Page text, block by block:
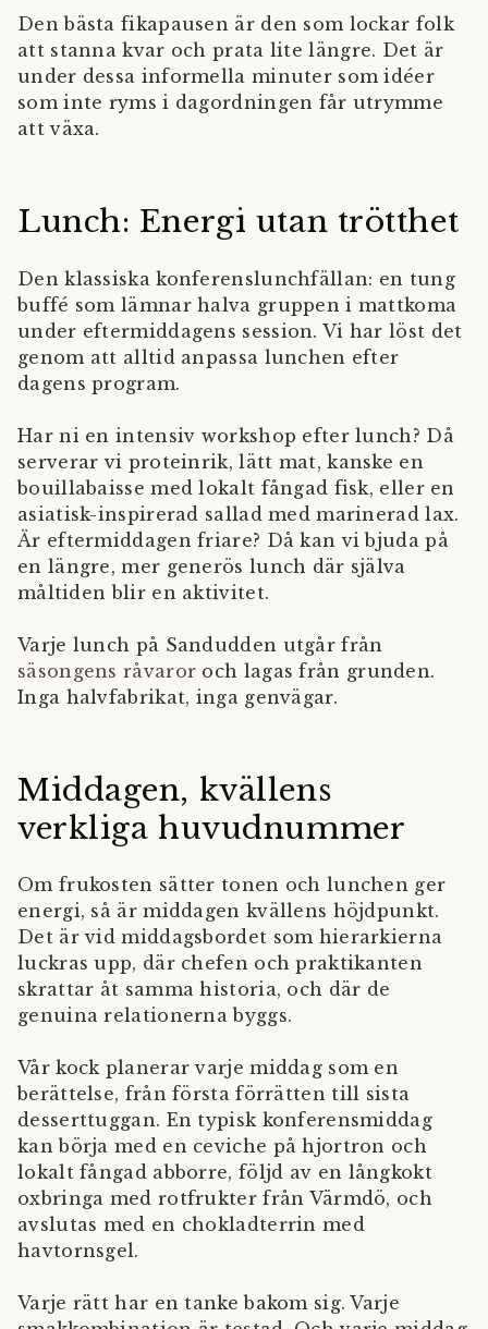
Den bästa fikapausen är den som lockar folk
att stanna kvar och prata lite längre. Det är
under dessa informella minuter som idéer
som inte ryms i dagordningen får utrymme
att växa.
Lunch: Energi utan trötthet
Den klassiska konferenslunchfällan: en tung
buffé som lämnar halva gruppen i mattkoma
under eftermiddagens session. Vi har löst det
genom att alltid anpassa lunchen efter
dagens program.
Har ni en intensiv workshop efter lunch? Då
serverar vi proteinrik, lätt mat, kanske en
bouillabaisse med lokalt fångad fisk, eller en
asiatisk-inspirerad sallad med marinerad lax.
Är eftermiddagen friare? Då kan vi bjuda på
en längre, mer generös lunch där själva
måltiden blir en aktivitet.
Varje lunch på Sandudden utgår från
säsongens råvaror och lagas från grunden.
Inga halvfabrikat, inga genvägar.
Middagen, kvällens
verkliga huvudnummer
Om frukosten sätter tonen och lunchen ger
energi, så är middagen kvällens höjdpunkt.
Det är vid middagsbordet som hierarkierna
luckras upp, där chefen och praktikanten
skrattar åt samma historia, och där de
genuina relationerna byggs.
Vår kock planerar varje middag som en
berättelse, från första förrätten till sista
desserttuggan. En typisk konferensmiddag
kan börja med en ceviche på hjortron och
lokalt fångad abborre, följd av en långkokt
oxbringa med rotfrukter från Värmdö, och
avslutas med en chokladterrin med
havtornsgel.
Varje rätt har en tanke bakom sig. Varje